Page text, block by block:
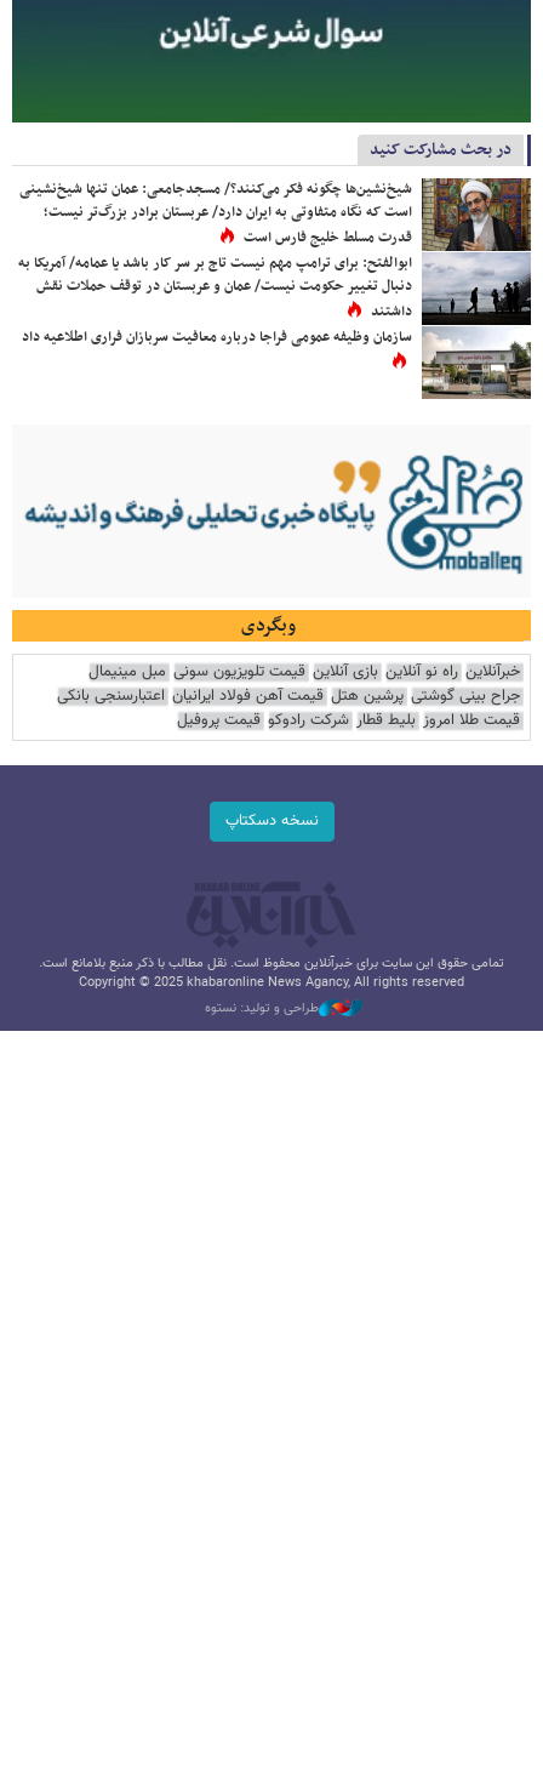
در بحث مشارکت کنید
شیخ‌نشین‌ها چگونه فکر می‌کنند؟/ مسجدجامعی: عمان تنها شیخ‌نشینی
است که نگاه متفاوتی به ایران دارد/ عربستان برادر بزرگ‌تر نیست؛
قدرت مسلط خلیج فارس است
ابوالفتح: برای ترامپ مهم نیست تاج بر سر کار باشد یا عمامه/ آمریکا به
دنبال تغییر حکومت نیست/ عمان و عربستان در توقف حملات نقش
داشتند
سازمان وظیفه عمومی فراجا درباره معافیت سربازان فراری اطلاعیه داد
وبگردی
خبرآنلاین راه نو آنلاین بازی آنلاین قیمت تلویزیون سونی مبل مینیمال
جراح بینی گوشتی پرشین هتل قیمت آهن فولاد ایرانیان اعتبارسنجی بانکی
قیمت طلا امروز بلیط قطار شرکت رادوکو قیمت پروفیل
نسخه دسکتاپ
تمامی حقوق این سایت برای خبرآنلاین محفوظ است. نقل مطالب با ذکر منبع بلامانع است.
Copyright © 2025 khabaronline News Agancy, All rights reserved
طراحی و تولید: نستوه